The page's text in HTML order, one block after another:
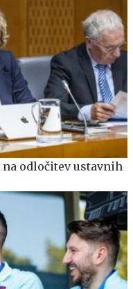
odločitev ustavnih